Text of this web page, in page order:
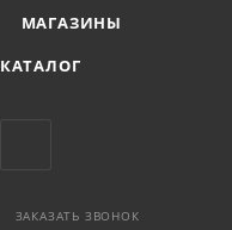
МАГАЗИНЫ
КАТАЛОГ
ЗАКАЗАТЬ ЗВОНОК